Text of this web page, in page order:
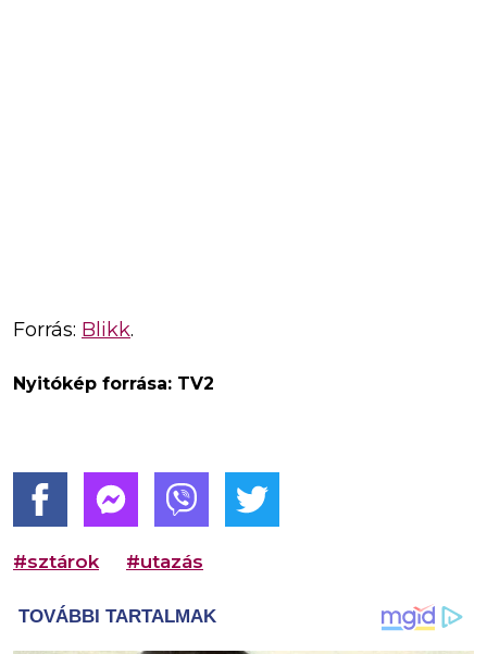
Forrás: Blikk.
Nyitókép forrása: TV2
#sztárok #utazás